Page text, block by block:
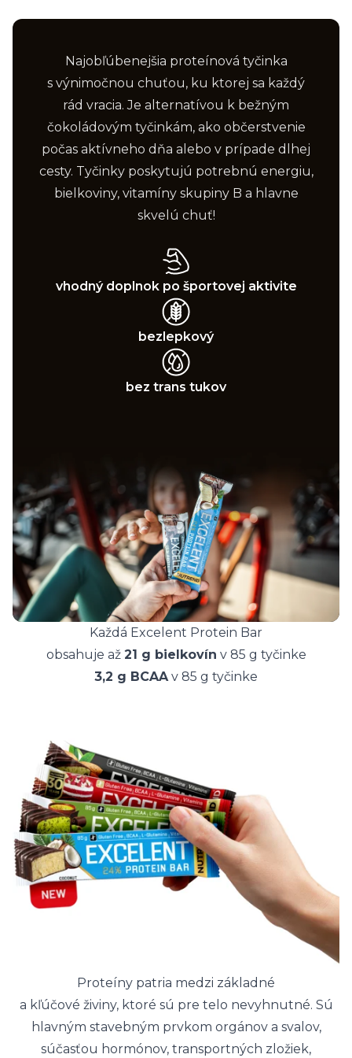
Najobľúbenejšia proteínová tyčinka
s výnimočnou chuťou, ku ktorej sa každý
rád vracia. Je alternatívou k bežným
čokoládovým tyčinkám, ako občerstvenie
počas aktívneho dňa alebo v prípade dlhej
cesty. Tyčinky poskytujú potrebnú energiu,
bielkoviny, vitamíny skupiny B a hlavne
skvelú chuť!
vhodný doplnok po športovej aktivite
bezlepkový
bez trans tukov
Každá Excelent Protein Bar
obsahuje až 21 g bielkovín v 85 g tyčinke
3,2 g BCAAv 85 g tyčinke
Proteíny patria medzi základné
a kľúčové živiny, ktoré sú pre telo nevyhnutné. Sú
hlavným stavebným prvkom orgánov a svalov,
súčasťou hormónov, transportných zložiek,